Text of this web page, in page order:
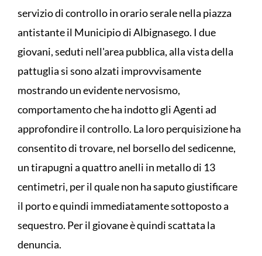
servizio di controllo in orario serale nella piazza
antistante il Municipio di Albignasego. I due
giovani, seduti nell'area pubblica, alla vista della
pattuglia si sono alzati improvvisamente
mostrando un evidente nervosismo,
comportamento che ha indotto gli Agenti ad
approfondire il controllo. La loro perquisizione ha
consentito di trovare, nel borsello del sedicenne,
un tirapugni a quattro anelli in metallo di 13
centimetri, per il quale non ha saputo giustificare
il porto e quindi immediatamente sottoposto a
sequestro. Per il giovane è quindi scattata la
denuncia.